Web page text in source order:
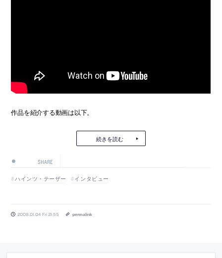
作品を紹介する動画は以下。
続きを読む
SHARE
ハインツ・テーザー インタビュー
2008.01.04 Fri 21:55 permalink